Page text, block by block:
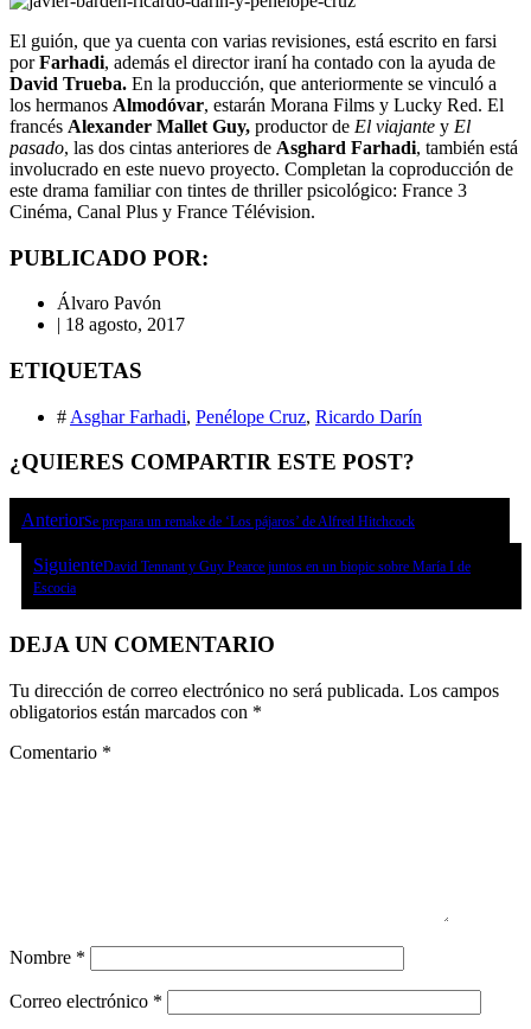
El guión, que ya cuenta con varias revisiones, está escrito en farsi
porFarhadi, además el director iraní ha contado con la ayuda de
David Trueba. En la producción, que anteriormente se vinculó a
los hermanos Almodóvar, estarán Morana Films y Lucky Red. El
francés Alexander Mallet Guy, productor de El viajante y El
pasado, las dos cintas anteriores de Asghard Farhadi, también está
involucrado en este nuevo proyecto. Completan la coproducción de
este drama familiar con tintes de thriller psicológico: France 3
Cinéma, Canal Plus y France Télévision.
PUBLICADO POR:
Álvaro Pavón
| 18 agosto, 2017
ETIQUETAS
# Asghar Farhadi, Penélope Cruz, Ricardo Darín
¿QUIERES COMPARTIR ESTE POST?
AnteriorSe prepara un remake de ‘Los pájaros’ de Alfred Hitchcock
SiguienteDavid Tennant y Guy Pearce juntos en un biopic sobre María I de
Escocia
DEJA UN COMENTARIO
Tu dirección de correo electrónico no será publicada. Los campos
obligatorios están marcados con *
Comentario *
Nombre *
Correo electrónico *